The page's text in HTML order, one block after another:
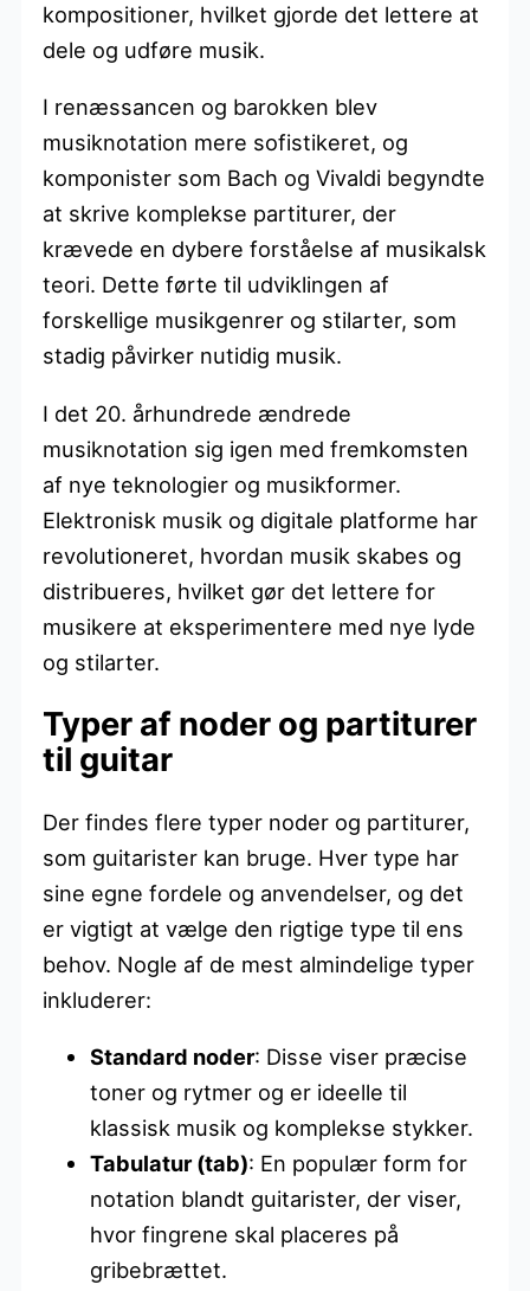
kompositioner, hvilket gjorde det lettere at
dele og udføre musik.
I renæssancen og barokken blev
musiknotation mere sofistikeret, og
komponister som Bach og Vivaldi begyndte
at skrive komplekse partiturer, der
krævede en dybere forståelse af musikalsk
teori. Dette førte til udviklingen af
forskellige musikgenrer og stilarter, som
stadig påvirker nutidig musik.
I det 20. århundrede ændrede
musiknotation sig igen med fremkomsten
af nye teknologier og musikformer.
Elektronisk musik og digitale platforme har
revolutioneret, hvordan musik skabes og
distribueres, hvilket gør det lettere for
musikere at eksperimentere med nye lyde
og stilarter.
Typer af noder og partiturer
til guitar
Der findes flere typer noder og partiturer,
som guitarister kan bruge. Hver type har
sine egne fordele og anvendelser, og det
er vigtigt at vælge den rigtige type til ens
behov. Nogle af de mest almindelige typer
inkluderer:
Standard noder: Disse viser præcise
toner og rytmer og er ideelle til
klassisk musik og komplekse stykker.
Tabulatur (tab): En populær form for
notation blandt guitarister, der viser,
hvor fingrene skal placeres på
gribebrættet.